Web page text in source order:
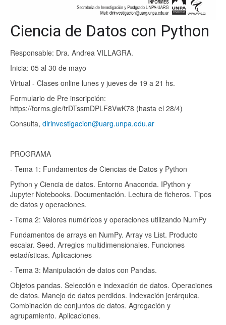
Ciencia de Datos con Python
Responsable: Dra. Andrea VILLAGRA.
Inicia: 05 al 30 de mayo
Virtual - Clases online lunes y jueves de 19 a 21 hs.
Formulario de Pre inscripción:
https://forms.gle/trDTssmDPLF8VwK78 (hasta el 28/4)
Consulta, dirinvestigacion@uarg.unpa.edu.ar
PROGRAMA
- Tema 1: Fundamentos de Ciencias de Datos y Python
Python y Ciencia de datos. Entorno Anaconda. IPython y
Jupyter Notebooks. Documentación. Lectura de ficheros. Tipos
de datos y operaciones.
- Tema 2: Valores numéricos y operaciones utilizando NumPy
Fundamentos de arrays en NumPy. Array vs List. Producto
escalar. Seed. Arreglos multidimensionales. Funciones
estadísticas. Aplicaciones
- Tema 3: Manipulación de datos con Pandas.
Objetos pandas. Selección e indexación de datos. Operaciones
de datos. Manejo de datos perdidos. Indexación jerárquica.
Combinación de conjuntos de datos. Agregación y
agrupamiento. Aplicaciones.